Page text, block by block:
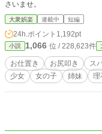
さいませ。
大衆娯楽 連載中 短編
24h.ポイント 1,192pt
小説 1,066 位 / 228,623件
お仕置き お尻叩き ス
少女
女の子 姉妹 理